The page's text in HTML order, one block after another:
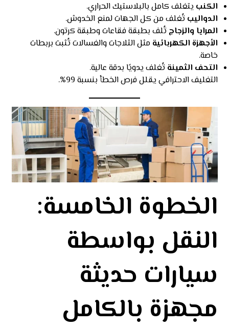
الكنب يتغلف كامل بالبلاستيك الحراري.
الدواليب تُغلف من كل الجهات لمنع الخدوش.
المرايا والزجاج تُلف بطبقة فقاعات وطبقة كرتون.
الأجهزة الكهربائية مثل الثلاجات والغسالات تُثبت بربطات
خاصة.
التحف الثمينة تُغلف يدويًا بدقة عالية.
التغليف الاحترافي يقلل فرص الخطأ بنسبة 99%.
الخطوة الخامسة:
النقل بواسطة
سيارات حديثة
مجهزة بالكامل